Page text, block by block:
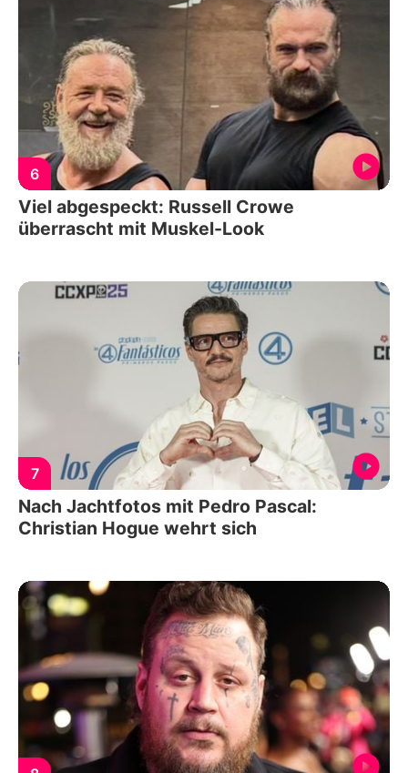
6
Viel abgespeckt: Russell Crowe
überrascht mit Muskel-Look
7
Nach Jachtfotos mit Pedro Pascal:
Christian Hogue wehrt sich